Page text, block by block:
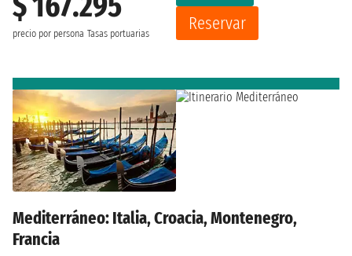
precio por persona Tasas portuarias
Reservar
Mediterráneo: Italia, Croacia, Montenegro,
Francia